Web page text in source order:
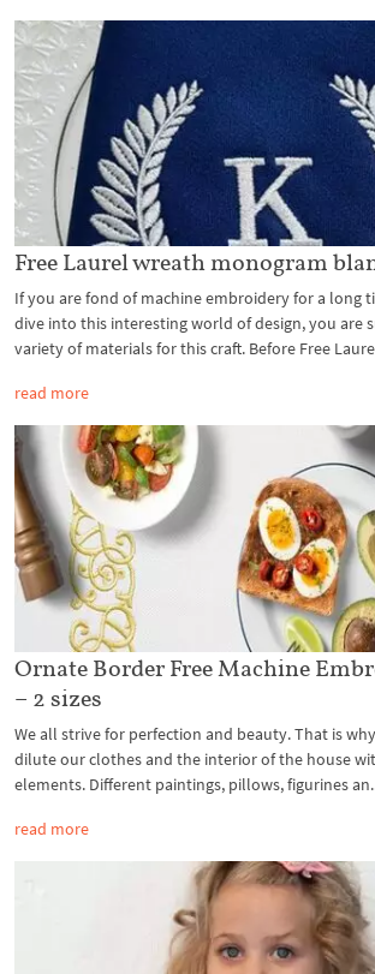
Free Laurel wreath monogram
If you are fond of machine embroidery for a long
dive into this interesting world of design, you are
variety of materials for this craft. Before Free
read more
Ornate Border Free Machine
– 2 sizes
We all strive for perfection and beauty. That is
dilute our clothes and the interior of the house
elements. Different paintings, pillows, figurines
read more